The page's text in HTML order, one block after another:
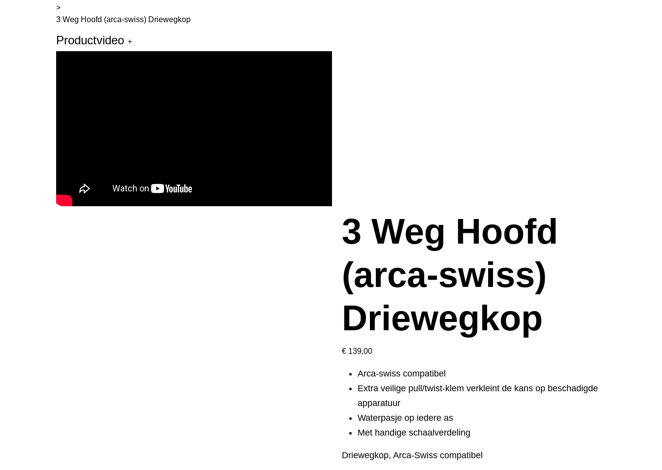
>
3 Weg Hoofd (arca-swiss) Driewegkop
Productvideo +
3 Weg Hoofd
(arca-swiss)
Driewegkop
€ 139,00
Arca-swiss compatibel
Extra veilige pull/twist-klem verkleint de kans op beschadigde
apparatuur
Waterpasje op iedere as
Met handige schaalverdeling
Driewegkop, Arca-Swiss compatibel